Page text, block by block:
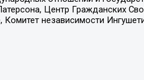
Центр Гражданских
независимости